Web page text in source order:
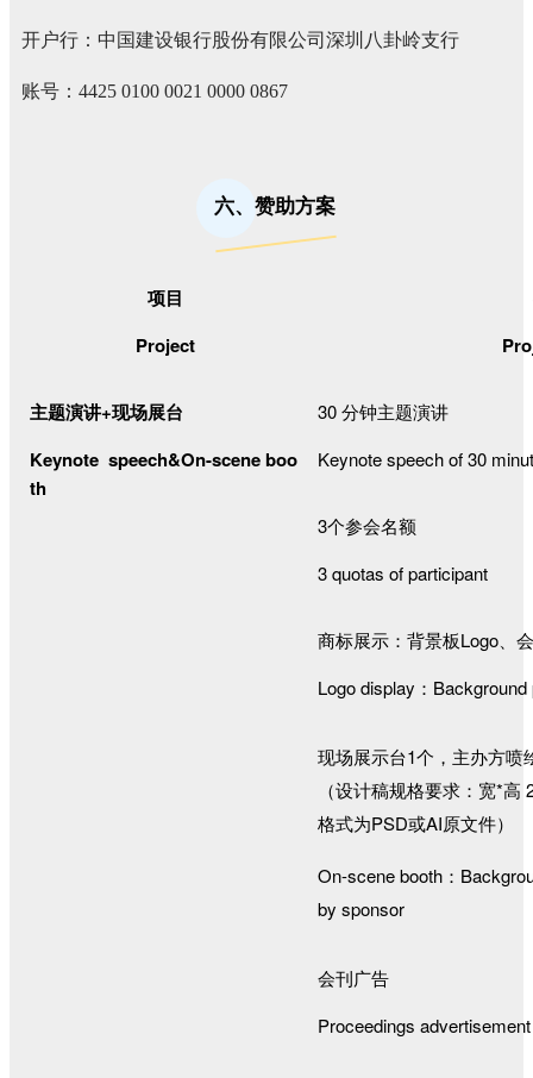
开户行：中国建设银行股份有限公司深圳八卦岭支行
账号：4425 0100 0021 0000 0867
六、赞助方案
项目
Project
主题演讲+现场展台
Keynote speech&On-scene boo
th
30分钟主题演讲
Keynote speech of 30
3个参会名额
3 quotas of participant
商标展示：背景板Logo、
Logo display：
现场展示台1个，主办方喷
（设计稿规格要求：宽*
格式为PSD或AI原文件）
On-scene booth：
by sponsor
会刊广告
Proceedings advertisement